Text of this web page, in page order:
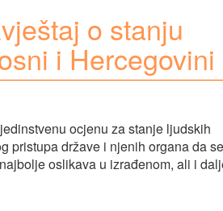
o stanju
i Hercegovini
ocjenu za stanje ljudskih
pristupa države i njenih organa da se
oslikava u izrađenom, ali i